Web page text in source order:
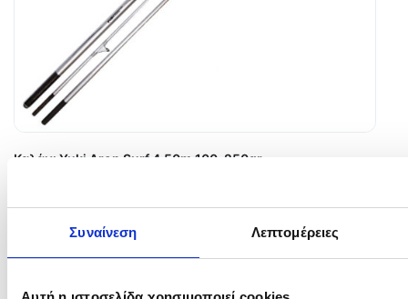
Συναίνεση Λεπτομέρειες
Καλάμι Yuki Aron Surf 4.50m 100-250gr
Προσθήκη στο καλάθι